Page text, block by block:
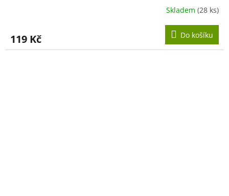
Skladem (28 ks)
119 Kč Do košíku